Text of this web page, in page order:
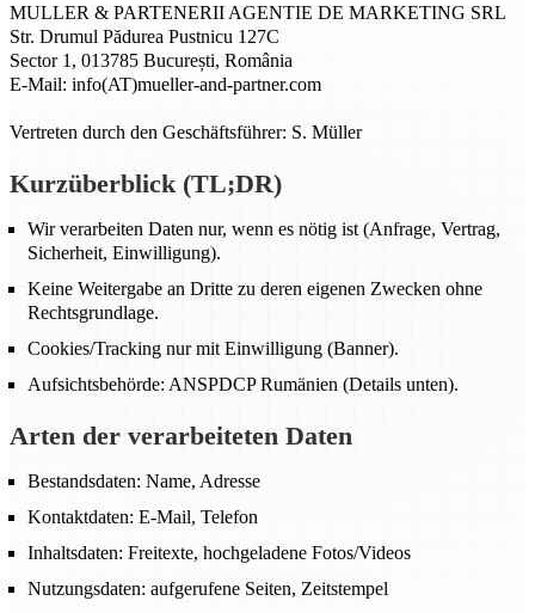
MULLER & PARTENERII AGENTIE DE MARKETING SRL
Str. Drumul Pădurea Pustnicu 127C
Sector 1, 013785 București, România
E-Mail: info(AT)mueller-and-partner.com
Vertreten durch den Geschäftsführer: S. Müller
Kurzüberblick (TL;DR)
Wir verarbeiten Daten nur, wenn es nötig ist (Anfrage, Vertrag,
Sicherheit, Einwilligung).
Keine Weitergabe an Dritte zu deren eigenen Zwecken ohne
Rechtsgrundlage.
Cookies/Tracking nur mit Einwilligung (Banner).
Aufsichtsbehörde: ANSPDCP Rumänien (Details unten).
Arten der verarbeiteten Daten
Bestandsdaten: Name, Adresse
Kontaktdaten: E-Mail, Telefon
Inhaltsdaten: Freitexte, hochgeladene Fotos/Videos
Nutzungsdaten: aufgerufene Seiten, Zeitstempel